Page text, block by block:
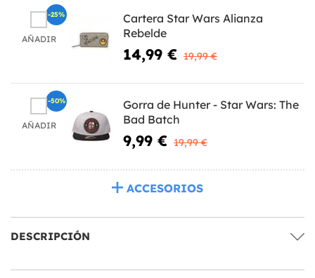
AÑADIR
Cartera Star Wars Alianza
Rebelde
14,99 € 19,99 €
-25%
AÑADIR
Gorra de Hunter - Star Wars: The
Bad Batch
9,99 € 19,99 €
-50%
ACCESORIOS
DESCRIPCIÓN